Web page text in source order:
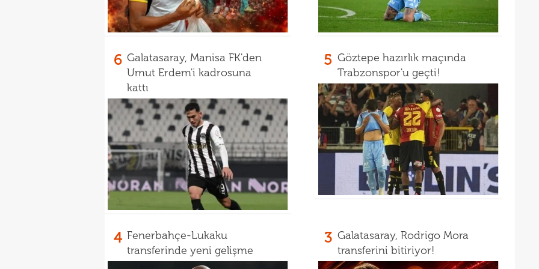
6 Galatasaray, Manisa FK'den
Umut Erdem'i kadrosuna
kattı
5 Göztepe hazırlık maçında
Trabzonspor'u geçti!
4 Fenerbahçe-Lukaku
transferinde yeni gelişme
3 Galatasaray, Rodrigo Mora
transferini bitiriyor!